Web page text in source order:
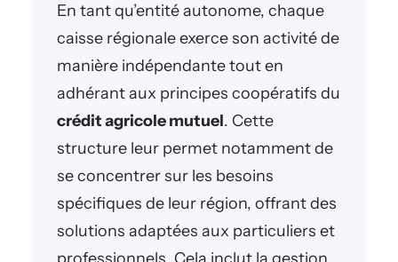
En tant qu’entité autonome, chaque
caisse régionale exerce son activité de
manière indépendante tout en
adhérant aux principes coopératifs du
crédit agricole mutuel. Cette
structure leur permet notamment de
se concentrer sur les besoins
spécifiques de leur région, offrant des
solutions adaptées aux particuliers et